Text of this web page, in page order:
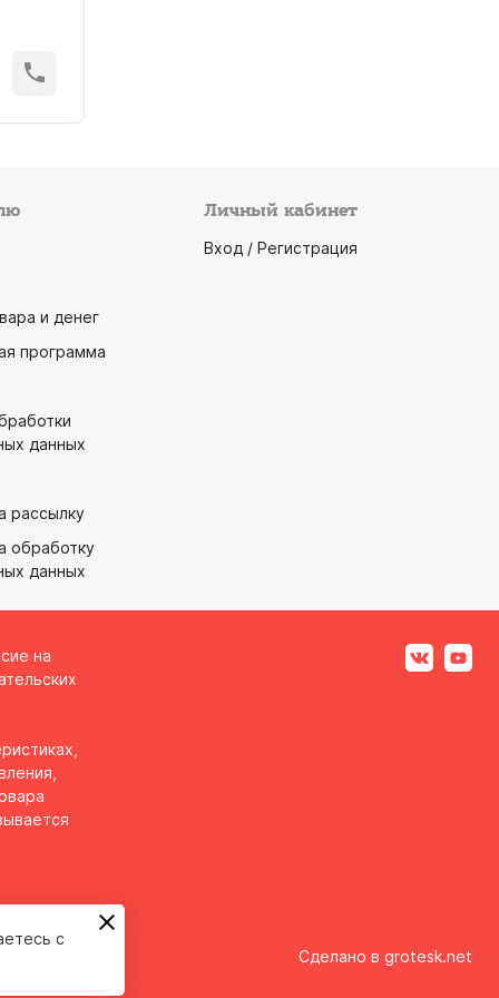
и денег
программа
данных
рассылку
обработку
данных
Личный кабинет
Вход / Регистрация
на
Сделано в grotesk.net
с